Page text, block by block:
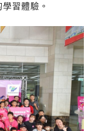
習體驗。